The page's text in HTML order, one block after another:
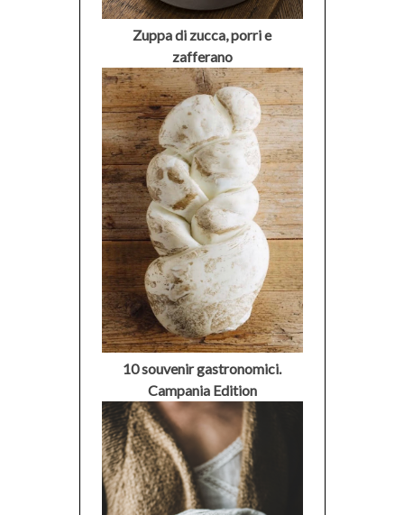
Zuppa di zucca, porri e
zafferano
10 souvenir gastronomici.
Campania Edition